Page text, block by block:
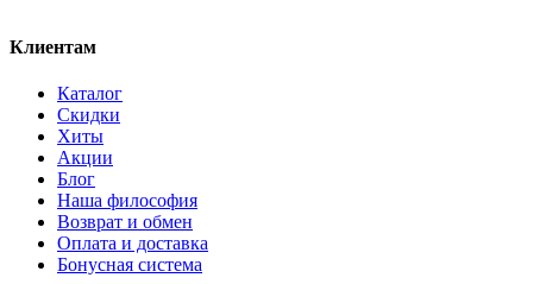
Клиентам
Каталог
Скидки
Хиты
Акции
Блог
Наша философия
Возврат и обмен
Оплата и доставка
Бонусная система